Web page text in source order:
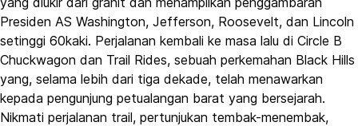
Presiden AS Washington, Jefferson, Roosevelt, dan Lincoln
setinggi 60kaki. Perjalanan kembali ke masa lalu di Circle B
Chuckwagon dan Trail Rides, sebuah perkemahan Black Hills
yang, selama lebih dari tiga dekade, telah menawarkan
kepada pengunjung petualangan barat yang bersejarah.
Nikmati perjalanan trail, pertunjukan tembak-menembak,